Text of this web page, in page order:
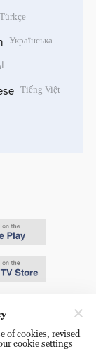
Türkçe
Українська
Tiếng Việt
of cookies, revised
cookie settings